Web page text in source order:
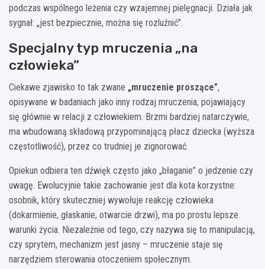
podczas wspólnego leżenia czy wzajemnej pielęgnacji. Działa jak
sygnał: „jest bezpiecznie, można się rozluźnić”.
Specjalny typ mruczenia „na
człowieka”
Ciekawe zjawisko to tak zwane „mruczenie proszące”,
opisywane w badaniach jako inny rodzaj mruczenia, pojawiający
się głównie w relacji z człowiekiem. Brzmi bardziej natarczywie,
ma wbudowaną składową przypominającą płacz dziecka (wyższa
częstotliwość), przez co trudniej je zignorować.
Opiekun odbiera ten dźwięk często jako „błaganie” o jedzenie czy
uwagę. Ewolucyjnie takie zachowanie jest dla kota korzystne:
osobnik, który skuteczniej wywołuje reakcję człowieka
(dokarmienie, głaskanie, otwarcie drzwi), ma po prostu lepsze
warunki życia. Niezależnie od tego, czy nazywa się to manipulacją,
czy sprytem, mechanizm jest jasny – mruczenie staje się
narzędziem sterowania otoczeniem społecznym.